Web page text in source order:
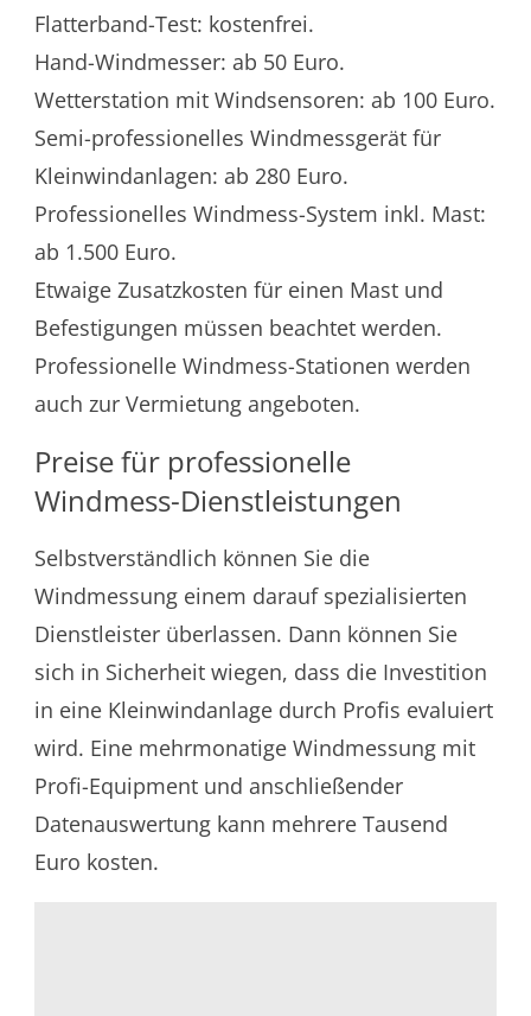
Flatterband-Test: kostenfrei.
Hand-Windmesser: ab 50 Euro.
Wetterstation mit Windsensoren: ab 100 Euro.
Semi-professionelles Windmessgerät für
Kleinwindanlagen: ab 280 Euro.
Professionelles Windmess-System inkl. Mast:
ab 1.500 Euro.
Etwaige Zusatzkosten für einen Mast und
Befestigungen müssen beachtet werden.
Professionelle Windmess-Stationen werden
auch zur Vermietung angeboten.
Preise für professionelle
Windmess-Dienstleistungen
Selbstverständlich können Sie die
Windmessung einem darauf spezialisierten
Dienstleister überlassen. Dann können Sie
sich in Sicherheit wiegen, dass die Investition
in eine Kleinwindanlage durch Profis evaluiert
wird. Eine mehrmonatige Windmessung mit
Profi-Equipment und anschließender
Datenauswertung kann mehrere Tausend
Euro kosten.